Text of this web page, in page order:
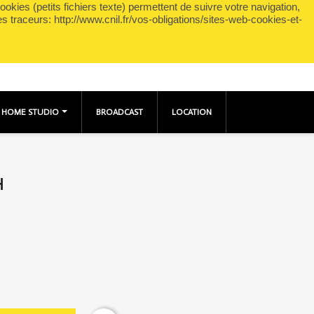
(petits fichiers texte) permettent de suivre votre navigation,
traceurs: http://www.cnil.fr/vos-obligations/sites-web-cookies-et-
Connexion shopping_cartPanier(0)
HOME STUDIO BROADCAST LOCATION